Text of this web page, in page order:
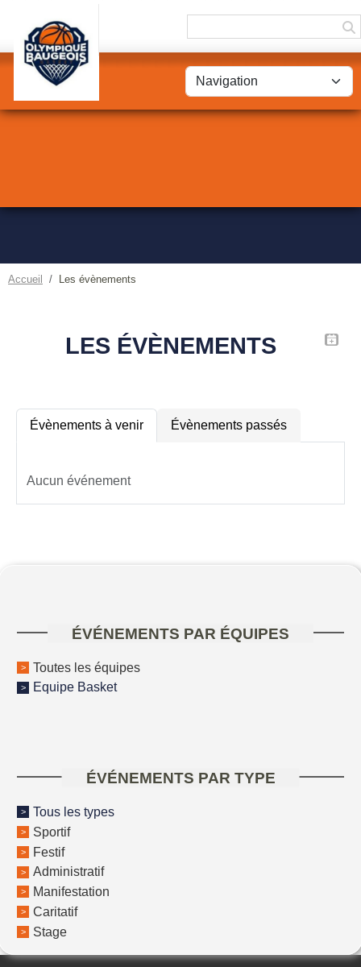
Accueil Les évènements
LES ÉVÈNEMENTS
Évènements à venir Évènements passés
Aucun événement
ÉVÉNEMENTS PAR ÉQUIPES
Toutes les équipes
Equipe Basket
ÉVÉNEMENTS PAR TYPE
Tous les types
Sportif
Festif
Administratif
Manifestation
Caritatif
Stage